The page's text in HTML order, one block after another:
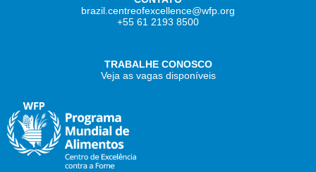
brazil.centreofexcellence@wfp.org
+55 61 2193 8500
TRABALHE CONOSCO
Veja as vagas disponíveis